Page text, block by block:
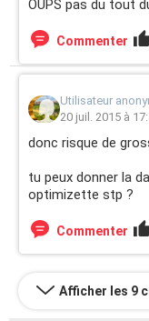
OUPS pas du tout
Commenter
Utilisateur
20 juil. 2015 à
donc risque de
tu peux donner la
optimizette stp ?
Commenter
Afficher les 9